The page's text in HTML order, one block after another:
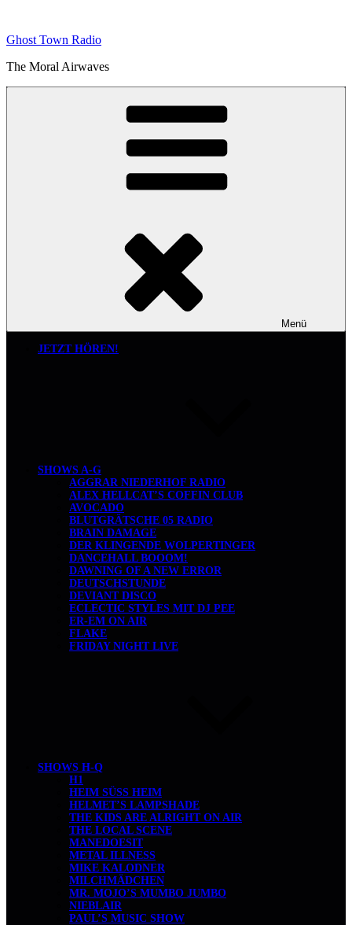
springen
Ghost Town Radio
The Moral Airwaves
Menü
JETZT HÖREN!
SHOWS A-G
AGGRAR NIEDERHOF RADIO
ALEX HELLCAT’S COFFIN CLUB
AVOCADO
BLUTGRÄTSCHE 05 RADIO
BRAIN DAMAGE
DER KLINGENDE WOLPERTINGER
DANCEHALL BOOOM!
DAWNING OF A NEW ERROR
DEUTSCHSTUNDE
DEVIANT DISCO
ECLECTIC STYLES MIT DJ PEE
ER-EM ON AIR
FLAKE
FRIDAY NIGHT LIVE
SHOWS H-Q
H1
HEIM SÜSS HEIM
HELMET’S LAMPSHADE
THE KIDS ARE ALRIGHT ON AIR
THE LOCAL SCENE
MANEDOESIT
METAL ILLNESS
MIKE KALODNER
MILCHMÄDCHEN
MR. MOJO’S MUMBO JUMBO
NIEBLAIR
PAUL’S MUSIC SHOW